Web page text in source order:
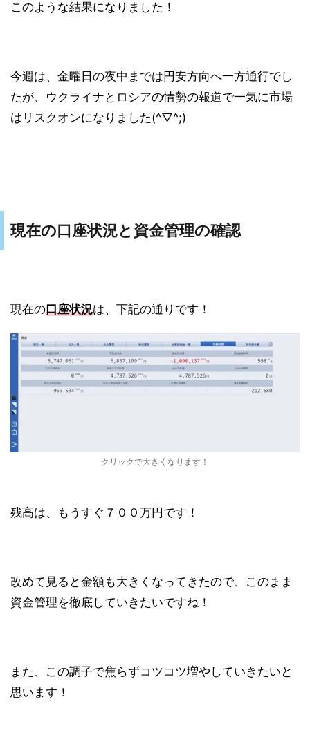
このような結果になりました！
今週は、金曜日の夜中までは円安方向へ一方通行でし
たが、ウクライナとロシアの情勢の報道で一気に市場
はリスクオンになりました(^▽^;)
現在の口座状況と資金管理の確認
現在の口座状況は、下記の通りです！
クリックで大きくなります！
残高は、もうすぐ７００万円です！
改めて見ると金額も大きくなってきたので、このまま
資金管理を徹底していきたいですね！
また、この調子で焦らずコツコツ増やしていきたいと
思います！